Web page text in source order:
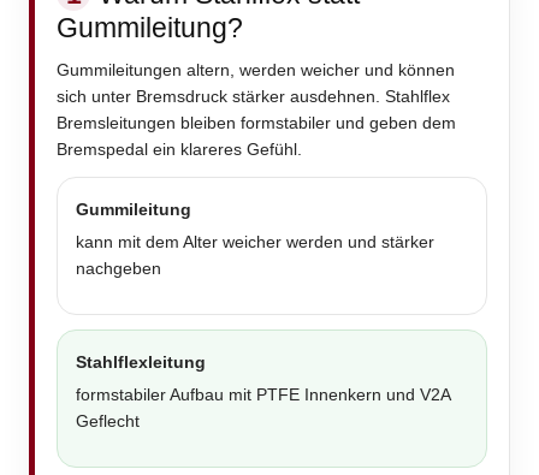
Gummileitung?
Gummileitungen altern, werden weicher und können
sich unter Bremsdruck stärker ausdehnen. Stahlflex
Bremsleitungen bleiben formstabiler und geben dem
Bremspedal ein klareres Gefühl.
Gummileitung
kann mit dem Alter weicher werden und stärker
nachgeben
Stahlflexleitung
formstabiler Aufbau mit PTFE Innenkern und V2A
Geflecht